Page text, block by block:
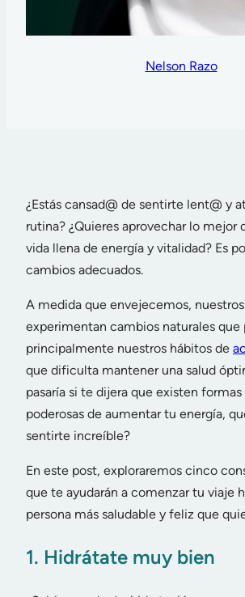
Nelson Razo
¿Estás cansad@ de sentirte lent@ y
rutina? ¿Quieres aprovechar lo mejor
vida llena de energía y vitalidad? Es
cambios adecuados.
A medida que envejecemos,
experimentan cambios naturales
principalmente nuestros hábitos de
que dificulta mantener una salud
pasaría si te dijera que existen
poderosas de aumentar tu energía,
sentirte increíble?
En este post, exploraremos cinco
que te ayudarán a comenzar tu viaje
persona más saludable y feliz que
1. Hidrátate muy bien